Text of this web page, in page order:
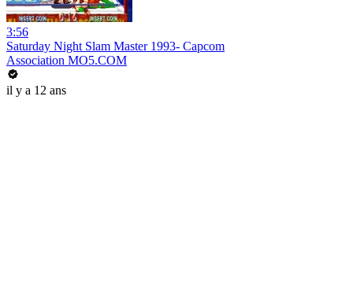
3:56
Saturday Night Slam Master 1993- Capcom
Association MO5.COM
il y a 12 ans